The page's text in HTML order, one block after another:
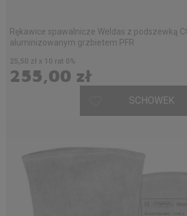
Rękawice spawalnicze Weldas z podszewką
aluminizowanym grzbietem PFR
255,00 zł
25,50 zł x 10 rat 0%
SCHOWEK